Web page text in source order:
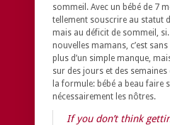
sommeil. Avec un bébé de 7
tellement souscrire au statut
mais au déficit de sommeil,
nouvelles mamans, c’est
plus d’un simple manque,
sur des jours et des
la formule: bébé a beau faire
nécessairement les nôtres.
If you don’t think